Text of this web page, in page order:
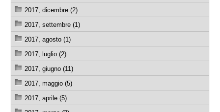
2017, dicembre (2)
2017, settembre (1)
2017, agosto (1)
2017, luglio (2)
2017, giugno (11)
2017, maggio (5)
2017, aprile (5)